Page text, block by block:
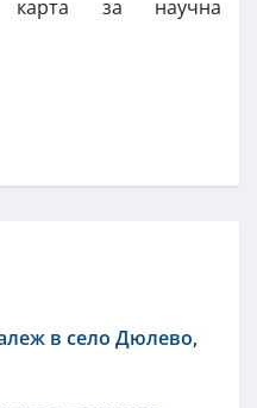
карта за научна
в село Дюлево,